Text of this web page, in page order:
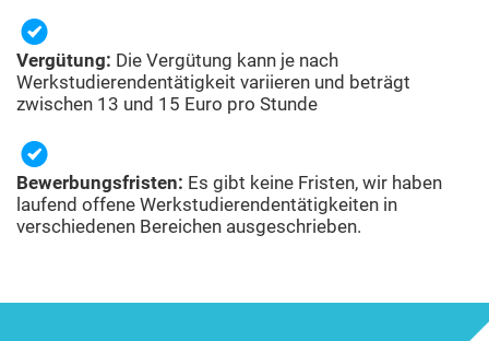
Vergütung: Die Vergütung kann je nach
Werkstudierendentätigkeit variieren und beträgt
zwischen 13 und 15 Euro pro Stunde
Bewerbungsfristen: Es gibt keine Fristen, wir haben
laufend offene Werkstudierendentätigkeiten in
verschiedenen Bereichen ausgeschrieben.